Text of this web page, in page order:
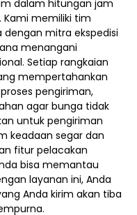
dalam hitungan jam
Kami memiliki tim
dengan mitra ekspedisi
menangani
Setiap rangkaian
mempertahankan
pengiriman,
agar bunga tidak
untuk pengiriman
keadaan segar dan
fitur pelacakan
bisa memantau
layanan ini, Anda
Anda kirim akan tiba